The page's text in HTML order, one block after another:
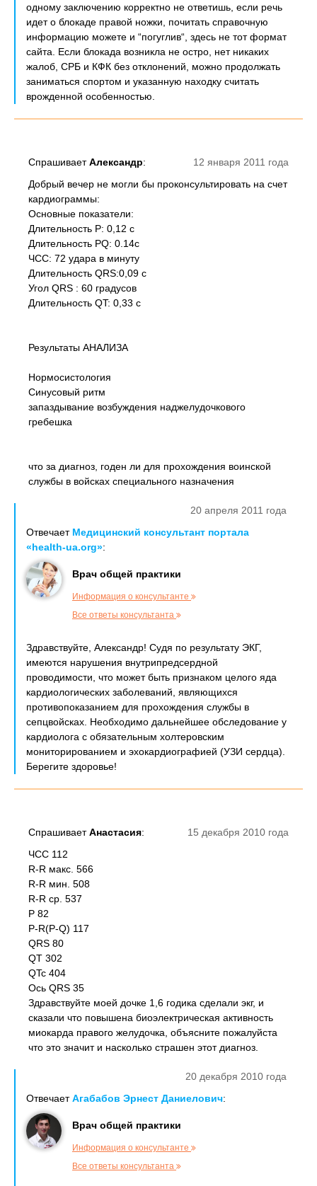
одному заключению корректно не ответишь, если речь
идет о блокаде правой ножки, почитать справочную
информацию можете и “погуглив“, здесь не тот формат
сайта. Если блокада возникла не остро, нет никаких
жалоб, СРБ и КФК без отклонений, можно продолжать
заниматься спортом и указанную находку считать
врожденной особенностью.
12 января 2011 года
СпрашиваетАлександр:
Добрый вечер не могли бы проконсультировать на счет
кардиограммы:
Основные показатели:
Длительность Р: 0,12 с
Длительность PQ: 0.14с
ЧСС: 72 удара в минуту
Длительность QRS:0,09 с
Угол QRS : 60 градусов
Длительность QT: 0,33 с
Результаты АНАЛИЗА
Нормосистология
Синусовый ритм
запаздывание возбуждения наджелудочкового
гребешка
что за диагноз, годен ли для прохождения воинской
службы в войсках специального назначения
20 апреля 2011 года
Отвечает Медицинский консультант портала
«health-ua.org»:
Врач общей практики
Информация о консультанте
Все ответы консультанта
Здравствуйте, Александр! Судя по результату ЭКГ,
имеются нарушения внутрипредсердной
проводимости, что может быть признаком целого яда
кардиологических заболеваний, являющихся
противопоказанием для прохождения службы в
сепцвойсках. Необходимо дальнейшее обследование у
кардиолога с обязательным холтеровским
мониторированием и эхокардиографией (УЗИ сердца).
Берегите здоровье!
15 декабря 2010 года
СпрашиваетАнастасия:
ЧСС 112
R-R макс. 566
R-R мин. 508
R-R ср. 537
Р 82
P-R(P-Q) 117
QRS 80
QT 302
QTc 404
Ось QRS 35
Здравствуйте моей дочке 1,6 годика сделали экг, и
сказали что повышена биоэлектрическая активность
миокарда правого желудочка, объясните пожалуйста
что это значит и насколько страшен этот диагноз.
20 декабря 2010 года
ОтвечаетАгабабов Эрнест Даниелович:
Врач общей практики
Информация о консультанте
Все ответы консультанта